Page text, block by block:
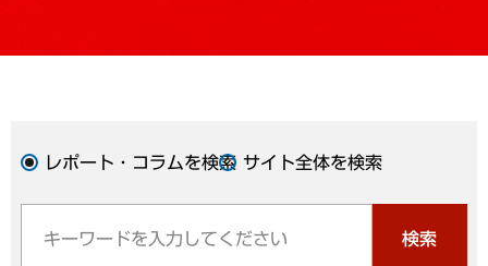
レポート・コラムを検索 サイト全体を検索
検索